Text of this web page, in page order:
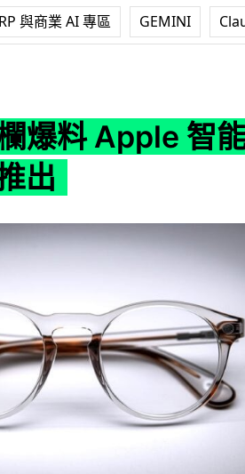
與商業 AI 專區 GEMINI
爆料 Apple 智
出